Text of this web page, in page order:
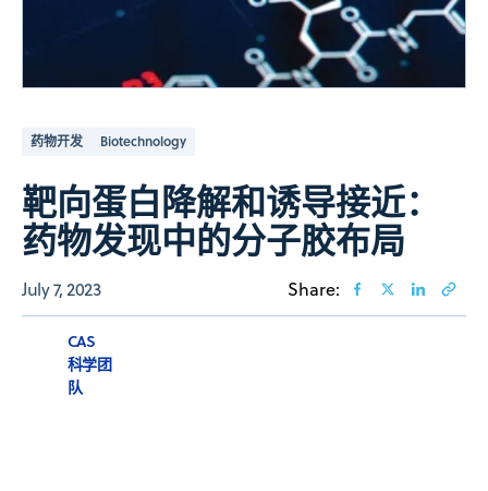
药物开发 Biotechnology
靶向蛋白降解和诱导接近：
药物发现中的分子胶布局
July 7, 2023 Share:
CAS
科学团
队